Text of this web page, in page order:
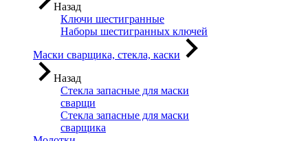
Назад
Ключи шестигранные
Наборы шестигранных ключей
Маски сварщика, стекла, каски
Назад
Стекла запасные для маски
сварщи
Стекла запасные для маски
сварщика